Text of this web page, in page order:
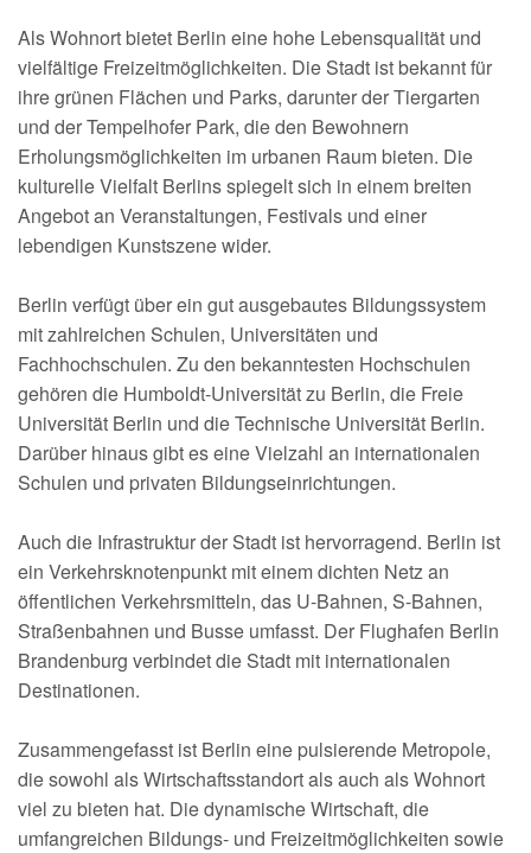
Als Wohnort bietet Berlin eine hohe Lebensqualität und
vielfältige Freizeitmöglichkeiten. Die Stadt ist bekannt für
ihre grünen Flächen und Parks, darunter der Tiergarten
und der Tempelhofer Park, die den Bewohnern
Erholungsmöglichkeiten im urbanen Raum bieten. Die
kulturelle Vielfalt Berlins spiegelt sich in einem breiten
Angebot an Veranstaltungen, Festivals und einer
lebendigen Kunstszene wider.
Berlin verfügt über ein gut ausgebautes Bildungssystem
mit zahlreichen Schulen, Universitäten und
Fachhochschulen. Zu den bekanntesten Hochschulen
gehören die Humboldt-Universität zu Berlin, die Freie
Universität Berlin und die Technische Universität Berlin.
Darüber hinaus gibt es eine Vielzahl an internationalen
Schulen und privaten Bildungseinrichtungen.
Auch die Infrastruktur der Stadt ist hervorragend. Berlin ist
ein Verkehrsknotenpunkt mit einem dichten Netz an
öffentlichen Verkehrsmitteln, das U-Bahnen, S-Bahnen,
Straßenbahnen und Busse umfasst. Der Flughafen Berlin
Brandenburg verbindet die Stadt mit internationalen
Destinationen.
Zusammengefasst ist Berlin eine pulsierende Metropole,
die sowohl als Wirtschaftsstandort als auch als Wohnort
viel zu bieten hat. Die dynamische Wirtschaft, die
umfangreichen Bildungs- und Freizeitmöglichkeiten sowie